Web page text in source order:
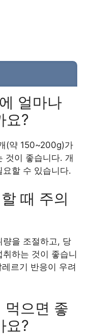
얼마나
요?
(약 150~200g)가
것이 좋습니다. 개
할 수 있습니다.
때 주의
량을 조절하고, 당
하는 것이 좋습니
르기 반응이 우려
먹으면 좋
요?